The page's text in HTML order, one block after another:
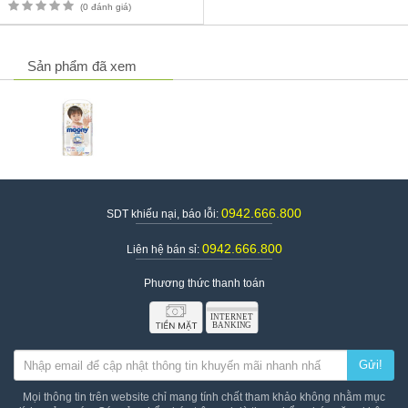
Tã quần Moony Natural có nhiều ưu điểm vượt trội
Hướng dẫn sử dụng tã quần Moony Natural
- Cho bé mặc tã quần Moony Natural như mặc quần bình thường
- Luôn chú ý vùng đai lưng tã quần Moony Natural nằm trên rốn
của bé
- Thay tã sau khoảng thời gian đều đặn và thay ngay sau khi bé
(0 đánh giá)
Sản phẩm đã xem
SDT khiếu nại, báo lỗi: 0942.666.800
Liên hệ bán sỉ: 0942.666.800
Phương thức thanh toán
Gửi!
Mọi thông tin trên website chỉ mang tính chất tham khảo không nhằm mục